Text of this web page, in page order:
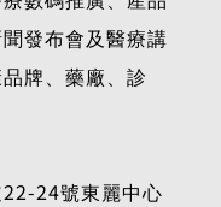
發布會及醫療講
牌、藥廠、診
24號東麗中心